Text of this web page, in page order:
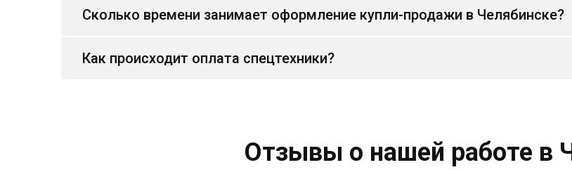
Сколько времени занимает оформление купли-продажи в Челябинске?
Как происходит оплата спецтехники?
Отзывы о нашей работе в